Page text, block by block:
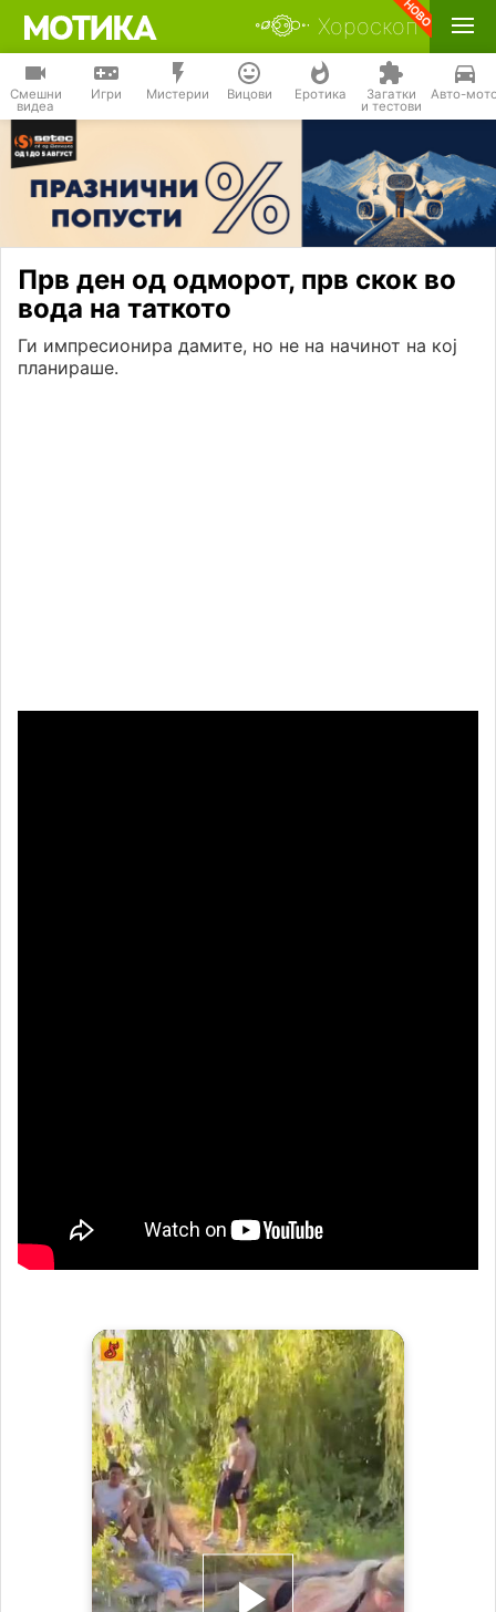
Хороскоп
Смешни
видеа
Игри Мистерии Вицови Еротика Загатки
и тестови
Авто-
Прв ден од одморот, прв скок во
вода на таткото
Ги импресионира дамите, но не на начинот на кој
планираше.